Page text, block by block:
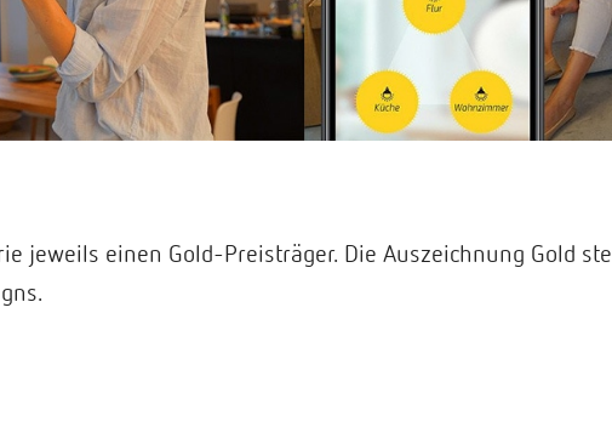
jeweils einen Gold-Preisträger. Die Auszeichnung Gold